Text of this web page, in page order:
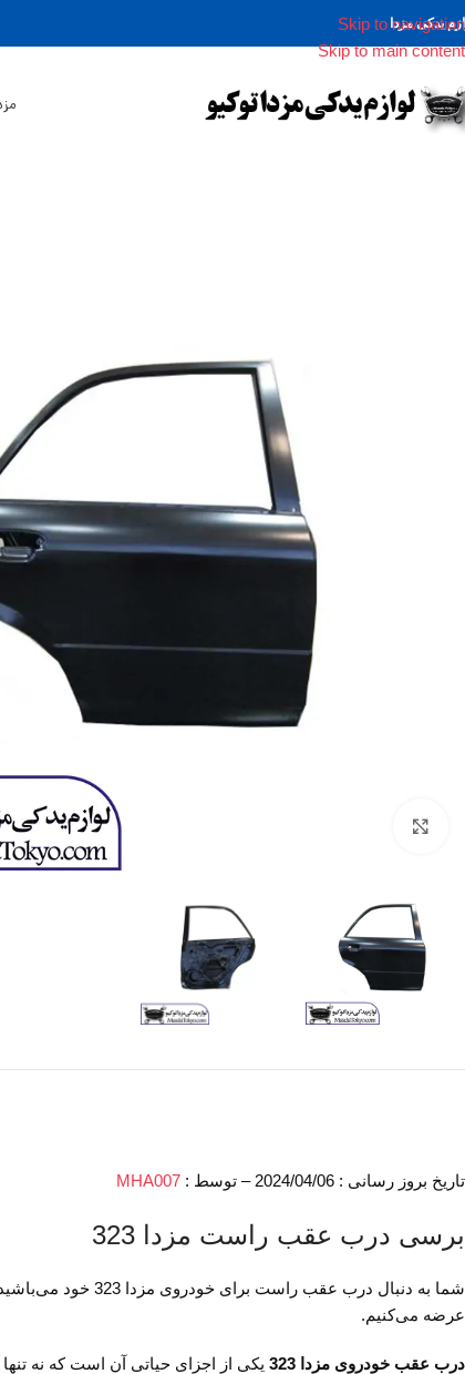
Skip to navigation
Skip to main content
یدکی مزدا
تاریخ بروز رسانی : 2024/04/06 – توسط : MHA007
برسی درب عقب راست مزدا 323
شما به دنبال درب عقب راست برای خودروی مزدا 323 خود می‌باشید. در سایت
عرضه می‌کنیم.
درب عقب خودروی مزدا 323
یکی از اجزای حیاتی آن است که نه